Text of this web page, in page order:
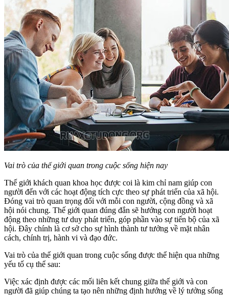
Vai trò của thế giới quan trong cuộc sống hiện nay
Thế giới khách quan khoa học được coi là kim chỉ nam giúp con
người đến với các hoạt động tích cực theo sự phát triển của xã hội.
Đóng vai trò quan trọng đối với mỗi con người, cộng đồng và xã
hội nói chung. Thế giới quan đúng đắn sẽ hướng con người hoạt
động theo những tư duy phát triển, góp phần vào sự tiến bộ của xã
hội. Đây chính là cơ sở cho sự hình thành tư tưởng về mặt nhân
cách, chính trị, hành vi và đạo đức.
Vai trò của thế giới quan trong cuộc sống được thể hiện qua những
yếu tố cụ thể sau:
Việc xác định được các mối liên kết chung giữa thế giới và con
người đã giúp chúng ta tạo nên những định hướng về lý tưởng sống